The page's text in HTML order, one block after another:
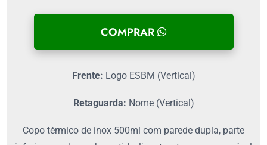
COMPRAR
Frente: Logo ESBM (Vertical)
Retaguarda: Nome (Vertical)
Copo térmico de inox 500ml com parede dupla, parte